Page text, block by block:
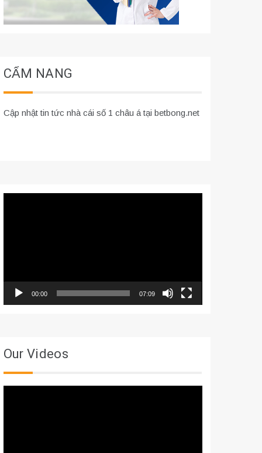
CẨM NANG
Cập nhật tin tức nhà cái số 1 châu á tại betbong.net
00:00 07:09
Our Videos